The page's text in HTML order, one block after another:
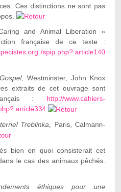
Ces distinctions ne sont pas
and Animal Liberation »
française de ce texte :
/spip.php? article140
, Westminster, John Knox
extraits de cet ouvrage sont
: http://www.cahiers-
article334
Treblinka , Paris, Calmann-
bien en quoi consisterait cet
le cas des animaux pêchés.
éthiques pour une